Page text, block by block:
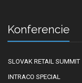
Konferencie
SLOVAK RETAIL SUMMIT
INTRACO SPECIAL